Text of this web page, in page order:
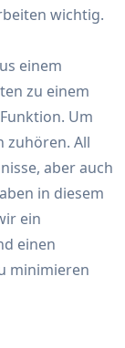
wichtig.
einem
zu einem
Um
zuhören. All
aber auch
in diesem
ein
einen
minimieren